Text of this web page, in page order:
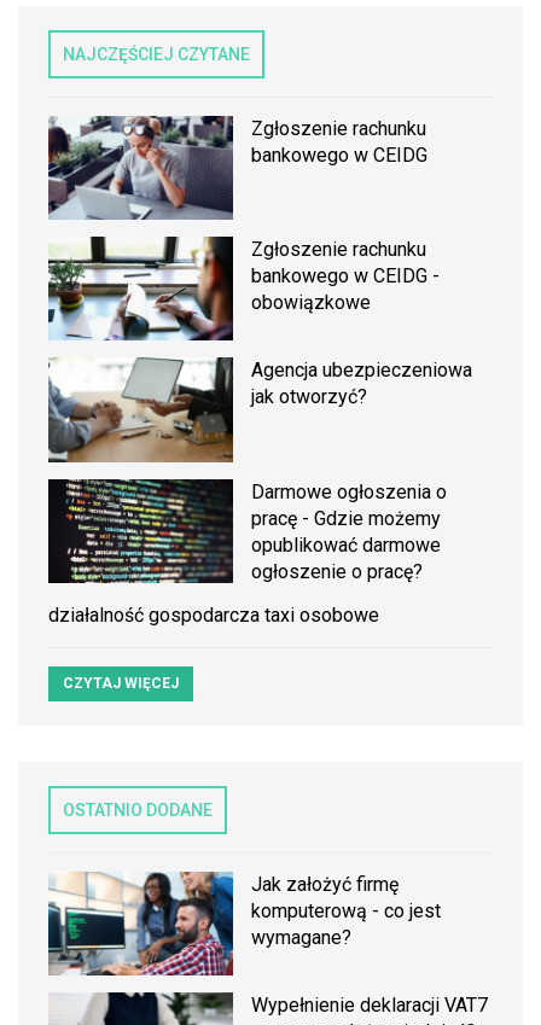
NAJCZĘŚCIEJ CZYTANE
Zgłoszenie rachunku
bankowego w CEIDG
Zgłoszenie rachunku
bankowego w CEIDG -
obowiązkowe
Agencja ubezpieczeniowa
jak otworzyć?
Darmowe ogłoszenia o
pracę - Gdzie możemy
opublikować darmowe
ogłoszenie o pracę?
działalność gospodarcza taxi osobowe
CZYTAJ WIĘCEJ
OSTATNIO DODANE
Jak założyć firmę
komputerową - co jest
wymagane?
Wypełnienie deklaracji VAT7